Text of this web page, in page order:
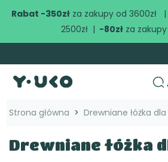
Rabat -350złza zakupy od 3600zł |
2500zł | -80zł za zakupy
search
Strona główna Drewniane łóżka
Drewniane łóżka